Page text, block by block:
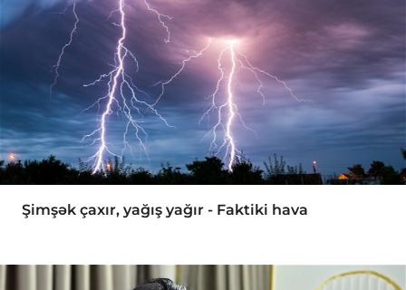
Şimşək çaxır, yağış yağır - Faktiki hava